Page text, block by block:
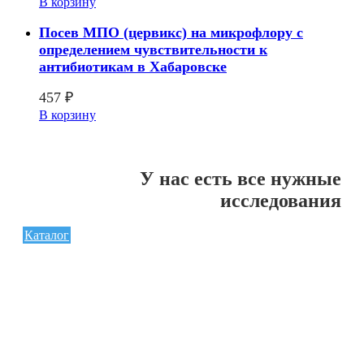
Посев МПО (цервикс) на микрофлору с
определением чувcтвительности к
антибиотикам в Хабаровске
457 ₽
В корзину
У нас есть все нужные
исследования
Каталог